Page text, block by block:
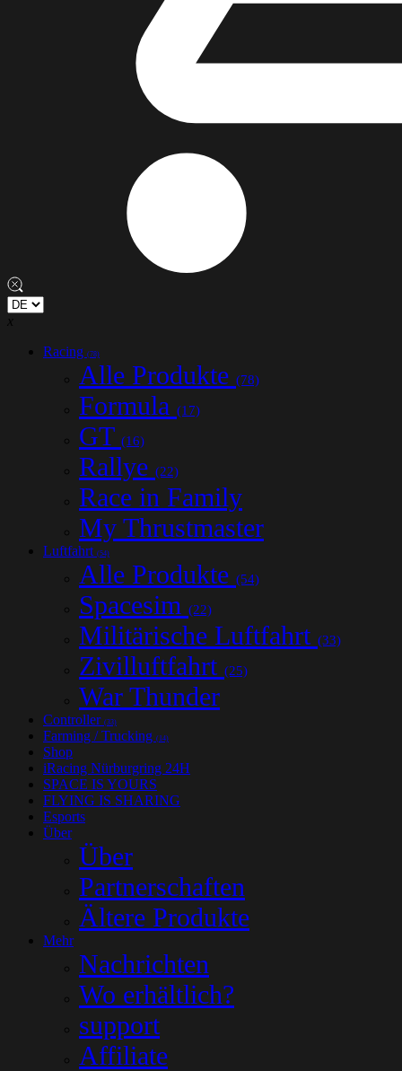
x
Racing (78)
Alle Produkte (78)
Formula (17)
GT (16)
Rallye (22)
Race in Family
My Thrustmaster
Luftfahrt (54)
Alle Produkte (54)
Spacesim (22)
Militärische Luftfahrt (33)
Zivilluftfahrt (25)
War Thunder
Controller (33)
Farming / Trucking (14)
Shop
iRacing Nürburgring 24H
SPACE IS YOURS
FLYING IS SHARING
Esports
Über
Über
Partnerschaften
Ältere Produkte
Mehr
Nachrichten
Wo erhältlich?
support
Affiliate